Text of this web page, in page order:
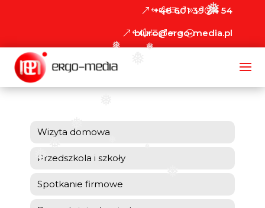
❅
❅
❅
❅
❅
+48 601 39 24 54
biuro@ergo-media.pl
Wizyta domowa
Przedszkola i szkoły
Spotkanie firmowe